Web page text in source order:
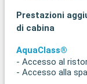
Prestazioni
di cabina
AquaClass®
- Accesso al
- Accesso alla spa